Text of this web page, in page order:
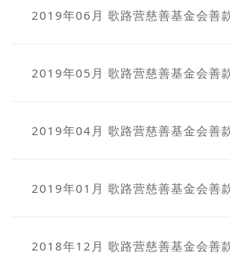
2019年06月 歌路营慈善基金会
2019年05月 歌路营慈善基金会
2019年04月 歌路营慈善基金会
2019年01月 歌路营慈善基金会
2018年12月 歌路营慈善基金会善